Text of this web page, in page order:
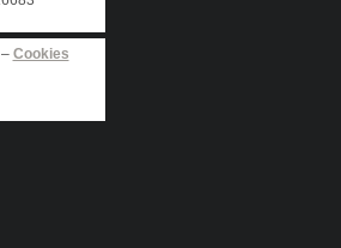
– Cookies